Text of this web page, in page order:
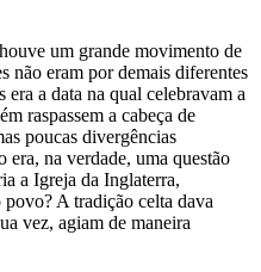
um grande movimento de
não eram por demais diferentes
a data na qual celebravam a
raspassem a cabeça de
poucas divergências
na verdade, uma questão
a Igreja da Inglaterra,
A tradição celta dava
vez, agiam de maneira